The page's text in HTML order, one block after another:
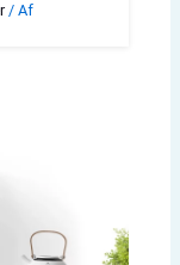
/ Af